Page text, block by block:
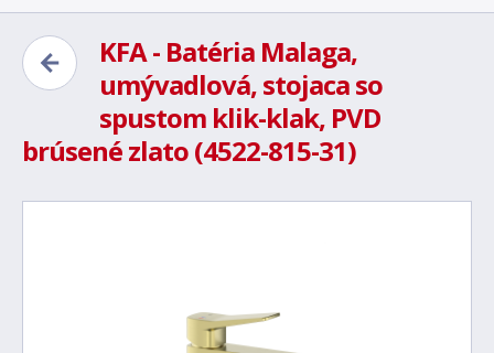
KFA - Batéria Malaga,
umývadlová, stojaca so
spustom klik-klak, PVD
brúsené zlato (4522-815-31)